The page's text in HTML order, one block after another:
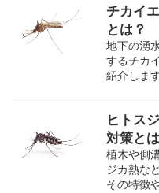
チカイ
とは？
地下の湧
するチカ
紹介します
ヒトス
対策と
植木や側
ジカ熱な
その特徴